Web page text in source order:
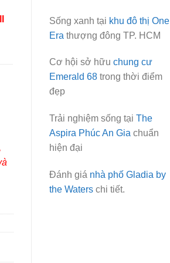
Sống xanh tại khu đô thị One
Era thượng đông TP. HCM
Cơ hội sở hữu chung cư
Emerald 68trong thời điểm
đẹp
Trải nghiệm sống tại The
Aspira Phúc An Gia chuẩn
hiện đại
Đánh giá nhà phố Gladia by
the Waterschi tiết.